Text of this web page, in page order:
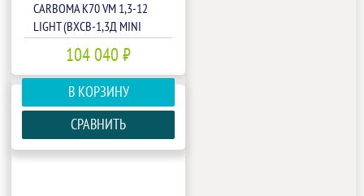
CARBOMA K70 VM 1,3-12
LIGHT (ВХСВ-1,3Д MINI
ТЕХНО)(1801940P)
104 040 ₽
В КОРЗИНУ
СРАВНИТЬ